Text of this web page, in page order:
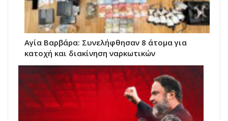
Αγία Βαρβάρα: Συνελήφθησαν 8 άτομα για
κατοχή και διακίνηση ναρκωτικών